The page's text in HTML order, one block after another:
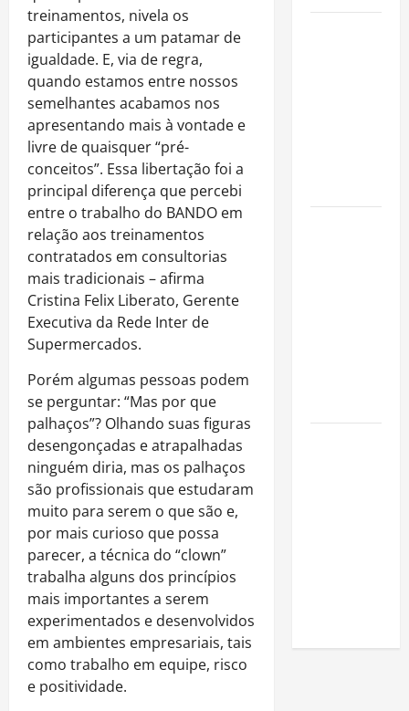
treinamentos, nivela os
participantes a um patamar de
igualdade. E, via de regra,
quando estamos entre nossos
semelhantes acabamos nos
apresentando mais à vontade e
livre de quaisquer “pré-
conceitos”. Essa libertação foi a
principal diferença que percebi
entre o trabalho do BANDO em
relação aos treinamentos
contratados em consultorias
mais tradicionais – afirma
Cristina Felix Liberato, Gerente
Executiva da Rede Inter de
Supermercados.
Porém algumas pessoas podem
se perguntar: “Mas por que
palhaços”? Olhando suas figuras
desengonçadas e atrapalhadas
ninguém diria, mas os palhaços
são profissionais que estudaram
muito para serem o que são e,
por mais curioso que possa
parecer, a técnica do “clown”
trabalha alguns dos princípios
mais importantes a serem
experimentados e desenvolvidos
em ambientes empresariais, tais
como trabalho em equipe, risco
e positividade.